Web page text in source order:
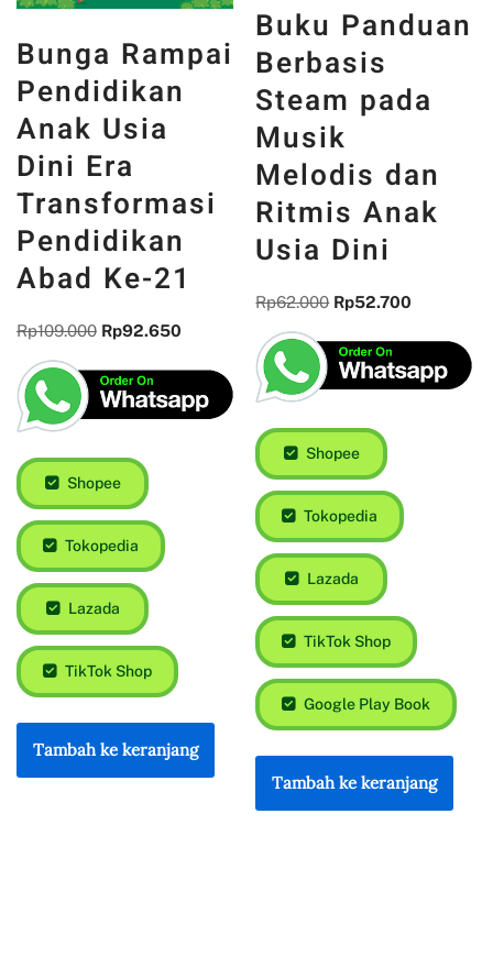
Bunga Rampai
Pendidikan
Anak Usia
Dini Era
Transformasi
Pendidikan
Abad Ke-21
Rp109.000 Rp92.650
Shopee
Tokopedia
Lazada
TikTok Shop
Tambah ke keranjang
Buku Panduan
Berbasis
Steam pada
Musik
Melodis dan
Ritmis Anak
Usia Dini
Rp62.000 Rp52.700
Shopee
Tokopedia
Lazada
TikTok Shop
Google Play Book
Tambah ke keranjang